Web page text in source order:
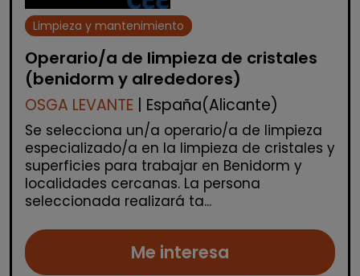
Limpieza y mantenimiento
Operario/a de limpieza de cristales
(benidorm y alrededores)
OSGA LEVANTE | España(Alicante)
Se selecciona un/a operario/a de limpieza
especializado/a en la limpieza de cristales y
superficies para trabajar en Benidorm y
localidades cercanas. La persona
seleccionada realizará ta...
Me interesa